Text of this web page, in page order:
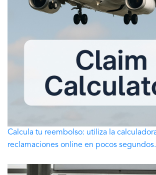
Calcula tu reembolso: utiliza la
reclamaciones online en pocos segundos.